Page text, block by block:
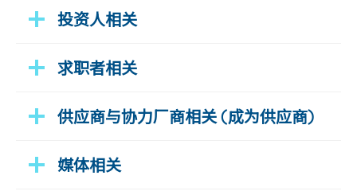
投资人相关
求职者相关
供应商与协力厂商相关 (成为供应商)
媒体相关